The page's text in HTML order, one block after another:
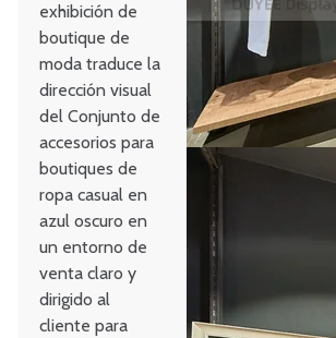
exhibición de
boutique de
moda traduce la
dirección visual
del Conjunto de
accesorios para
boutiques de
ropa casual en
azul oscuro en
un entorno de
venta claro y
dirigido al
cliente para